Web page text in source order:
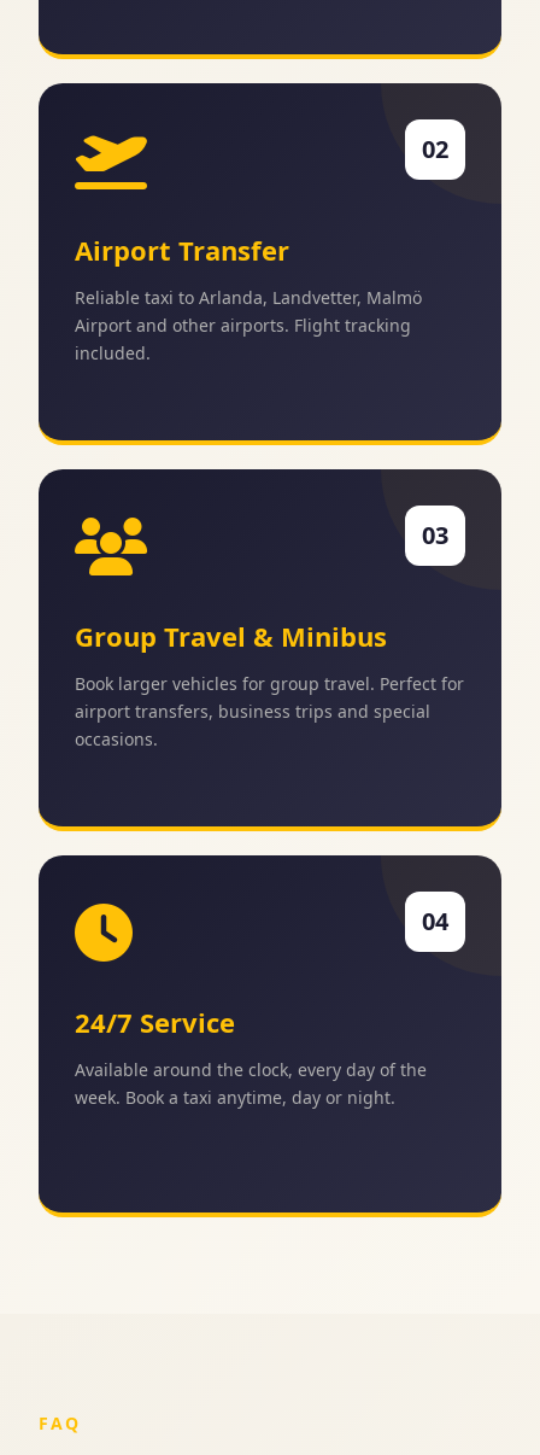
02
Airport Transfer
Reliable taxi to Arlanda, Landvetter, Malmö
Airport and other airports. Flight tracking
included.
03
Group Travel & Minibus
Book larger vehicles for group travel. Perfect for
airport transfers, business trips and special
occasions.
04
24/7 Service
Available around the clock, every day of the
week. Book a taxi anytime, day or night.
FAQ